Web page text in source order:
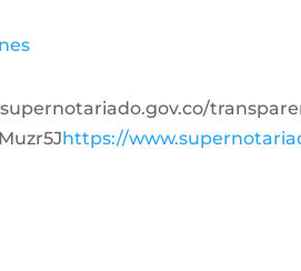
https://